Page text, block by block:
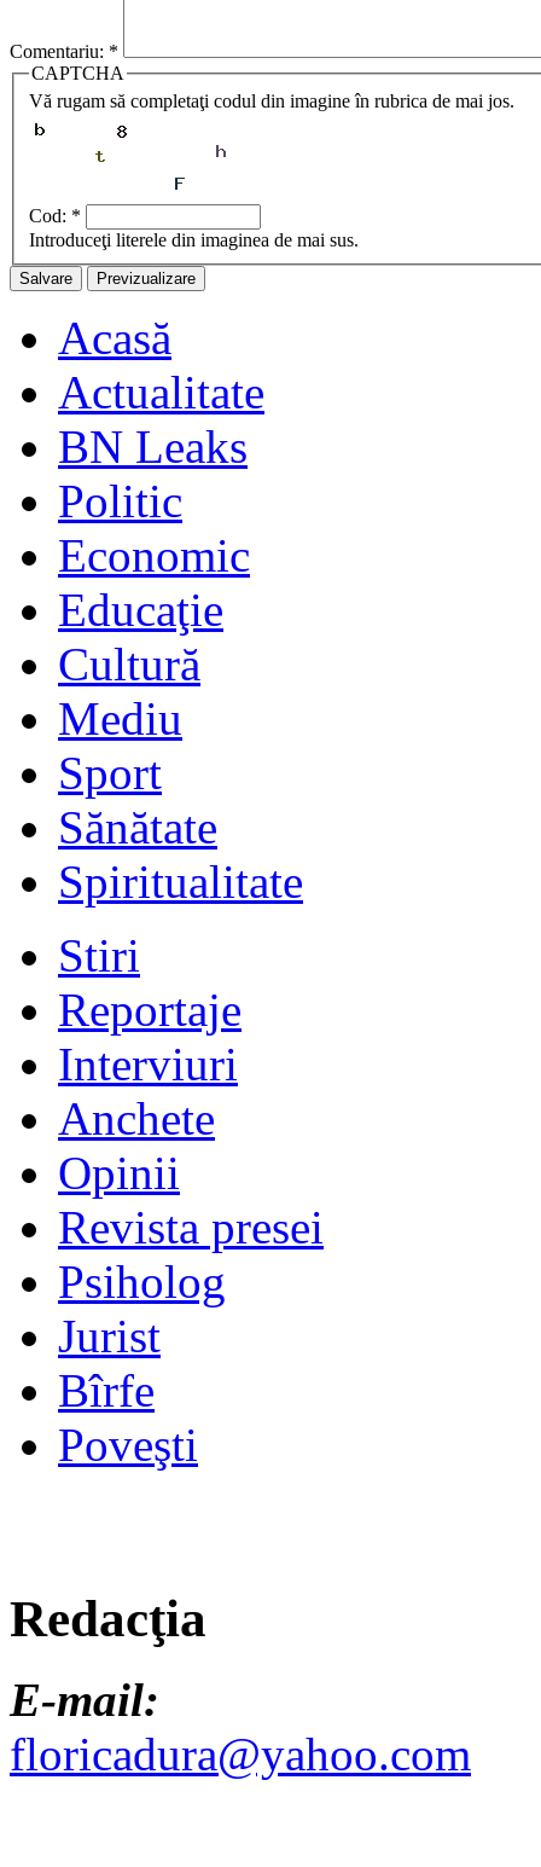
Comentariu: *
CAPTCHA
Vă rugam să completaţi codul din imagine în rubrica de mai jos.
Cod: *
Introduceţi literele din imaginea de mai sus.
Acasă
Actualitate
BN Leaks
Politic
Economic
Educaţie
Cultură
Mediu
Sport
Sănătate
Spiritualitate
Stiri
Reportaje
Interviuri
Anchete
Opinii
Revista presei
Psiholog
Jurist
Bîrfe
Poveşti
Redacţia
E-mail:
floricadura@yahoo.com